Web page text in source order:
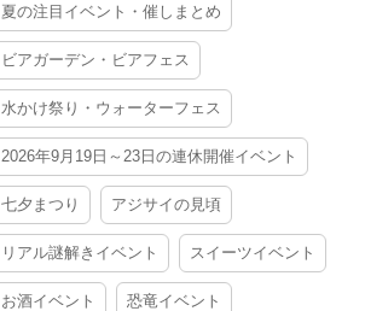
夏の注目イベント・催しまとめ
ビアガーデン・ビアフェス
水かけ祭り・ウォーターフェス
2026年9月19日～23日の連休開催イベント
七夕まつり アジサイの見頃
リアル謎解きイベント スイーツイベント
お酒イベント 恐竜イベント